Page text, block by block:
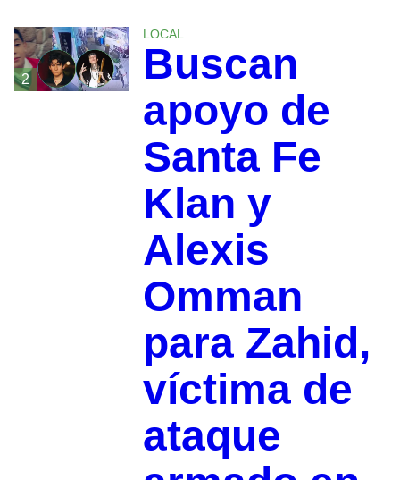
2
LOCAL
Buscan
apoyo de
Santa Fe
Klan y
Alexis
Omman
para Zahid,
víctima de
ataque